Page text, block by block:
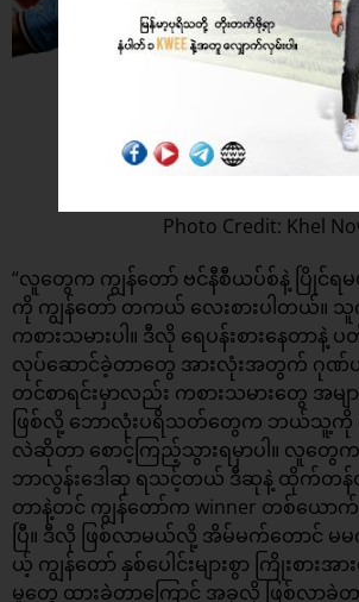
Photo Credit: Khel
“လူတွေက ကျွန်တော် ဗင်နီစီယပ်စ်နဲ့ ပြိုင်
ကို ကျွန်တော် တကယ် လေးစားပါတယ်။ သူ
ကစားသမားပါ။ ဒီလို ရေပန်းစားနေတာနဲ့
လုပ်ဆောင်ခဲ့တာတွေ အားလုံးအတွက် ဂုဏ်
တင်စာရင်းမှာလည်း ကစားသမားတွေ အမျာ
ဖြစ်လို့ ဘောလုံးပရိသတ်တွေက ဘယ်သူ့ကို မဲ
လဲဆိုတာ စောင့်ကြည့်သွားရမှာပါ။ လူတွေ
ဘာလွန်းဒေါဆု ရသင့်တယ် ဒီဆုနဲ့ ထိုက်တန်
တာနဲ့တင် ကျွန်တော်က winner တစ်ယောက်လို
ပြီ။ ဒီလို ဖြစ်လာမယ်လို့ အိမ်မက်တောင် မမ
ယ့် ကျွန်တော် နှစ်ပေါင်းများစွာ ကြိုးစား
မှုတွေ ထားခဲ့တာကြောင့် အခုလို ဖြစ်လာခဲ့တာ